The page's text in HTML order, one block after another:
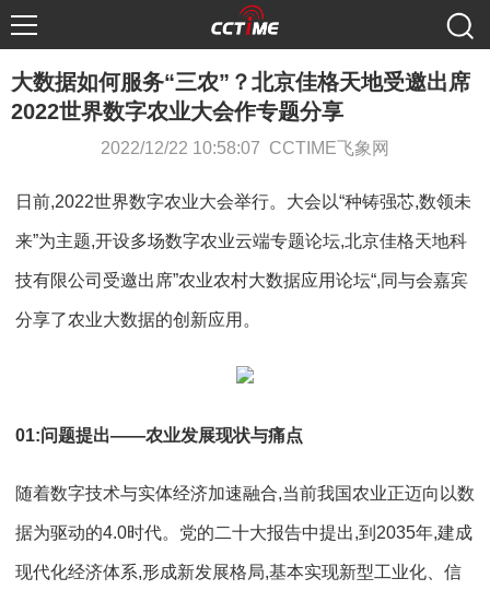
大数据如何服务“三农”？北京佳格天地受邀出席
2022世界数字农业大会作专题分享
2022/12/22 10:58:07 CCTIME飞象网
日前,2022世界数字农业大会举行。大会以“种铸强芯,数领未
来”为主题,开设多场数字农业云端专题论坛,北京佳格天地科
技有限公司受邀出席”农业农村大数据应用论坛“,同与会嘉宾
分享了农业大数据的创新应用。
01:问题提出——农业发展现状与痛点
随着数字技术与实体经济加速融合,当前我国农业正迈向以数
据为驱动的4.0时代。党的二十大报告中提出,到2035年,建成
现代化经济体系,形成新发展格局,基本实现新型工业化、信